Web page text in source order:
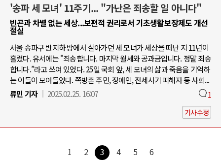
'송파 세 모녀' 11주기... "가난은 죄송할 일 아니다"
빈곤과 차별 없는 세상...보편적 권리로서 기초생활보장제도 개선
절실
서울 송파구 반지하 방에서 살아가던 세 모녀가 세상을 떠난 지 11년이
흘렀다. 유서에는 "죄송합니다. 마지막 월세와 공과금입니다. 정말 죄송
합니다.”라고 쓰여 있었다. 25일 국회 앞, 세 모녀의 삶과 죽음을 기억하
는 이들이 모여들었다. 쪽방촌 주민, 장애인, 전세사기 피해자 등 사회...
류민 기자
2025.02.25. 16:07 1
기사수정
1 2 3 4 5 6